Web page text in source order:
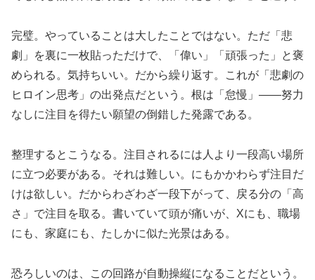
完璧。やっていることは大したことではない。ただ「悲
劇」を裏に一枚貼っただけで、「偉い」「頑張った」と褒
められる。気持ちいい。だから繰り返す。これが「悲劇の
ヒロイン思考」の出発点だという。根は「怠慢」——努力
なしに注目を得たい願望の倒錯した発露である。
整理するとこうなる。注目されるには人より一段高い場所
に立つ必要がある。それは難しい。にもかかわらず注目だ
けは欲しい。だからわざわざ一段下がって、戻る分の「高
さ」で注目を取る。書いていて頭が痛いが、Xにも、職場
にも、家庭にも、たしかに似た光景はある。
恐ろしいのは、この回路が自動操縦になることだという。